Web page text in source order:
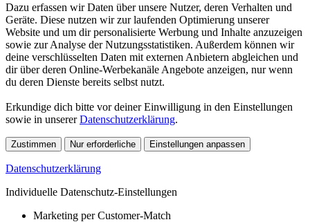
Dazu erfassen wir Daten über unsere Nutzer, deren Verhalten und
Geräte. Diese nutzen wir zur laufenden Optimierung unserer
Website und um dir personalisierte Werbung und Inhalte anzuzeigen
sowie zur Analyse der Nutzungsstatistiken. Außerdem können wir
deine verschlüsselten Daten mit externen Anbietern abgleichen und
dir über deren Online-Werbekanäle Angebote anzeigen, nur wenn
du deren Dienste bereits selbst nutzt.
Erkundige dich bitte vor deiner Einwilligung in den Einstellungen
sowie in unsererDatenschutzerklärung.
Zustimmen Nur erforderliche Einstellungen anpassen
Datenschutzerklärung
Individuelle Datenschutz-Einstellungen
Marketing per Customer-Match